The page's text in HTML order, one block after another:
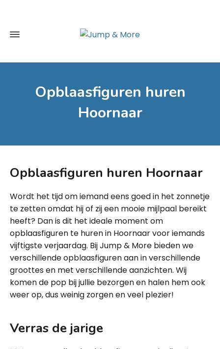
Opblaasfiguren huren
Hoornaar
Opblaasfiguren huren Hoornaar
Wordt het tijd om iemand eens goed in het zonnetje
te zetten omdat hij of zij een mooie mijlpaal bereikt
heeft? Dan is dit het ideale moment om
opblaasfiguren te huren in Hoornaar voor iemands
vijftigste verjaardag. Bij Jump & More bieden we
verschillende opblaasfiguren aan in verschillende
groottes en met verschillende aanzichten. Wij
komen de pop bij jullie bezorgen en halen hem ook
weer op, dus weinig zorgen en veel plezier!
Verras de jarige